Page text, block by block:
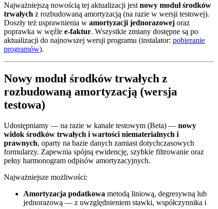
Najważniejszą nowością tej aktualizacji jest nowy moduł środków
trwałych z rozbudowaną amortyzacją (na razie w wersji testowej).
Doszły też usprawnienia w amortyzacji jednorazowej oraz
poprawka w węźle e-faktur. Wszystkie zmiany dostępne są po
aktualizacji do najnowszej wersji programu (instalator: pobieranie
programów).
Nowy moduł środków trwałych z
rozbudowaną amortyzacją (wersja
testowa)
Udostępniamy — na razie w kanale testowym (Beta) — nowy
widok środków trwałych i wartości niematerialnych i
prawnych, oparty na bazie danych zamiast dotychczasowych
formularzy. Zapewnia spójną ewidencję, szybkie filtrowanie oraz
pełny harmonogram odpisów amortyzacyjnych.
Najważniejsze możliwości:
Amortyzacja podatkowa metodą liniową, degresywną lub
jednorazową — z uwzględnieniem stawki, współczynnika i